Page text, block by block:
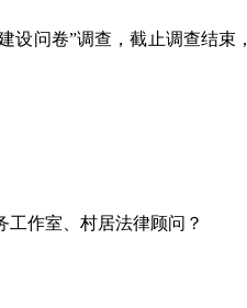
设问卷”调查，截止调查结束，
作室、村居法律顾问？